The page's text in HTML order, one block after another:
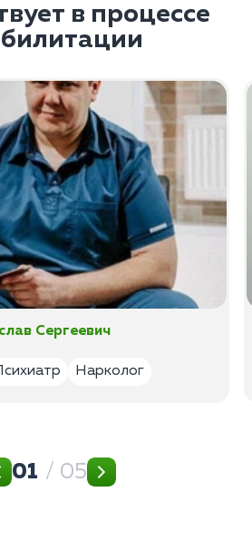
в процессе
Сергеевич
Нарколог
01 / 05